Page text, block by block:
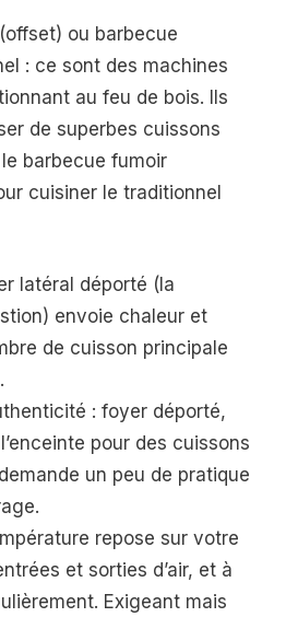
ou barbecue
: ce sont des machines
au feu de bois. Ils
de superbes cuissons
le barbecue fumoir
cuisiner le traditionnel
latéral déporté (la
envoie chaleur et
de cuisson principale
: foyer déporté,
pour des cuissons
un peu de pratique
repose sur votre
et sorties d’air, et à
Exigeant mais